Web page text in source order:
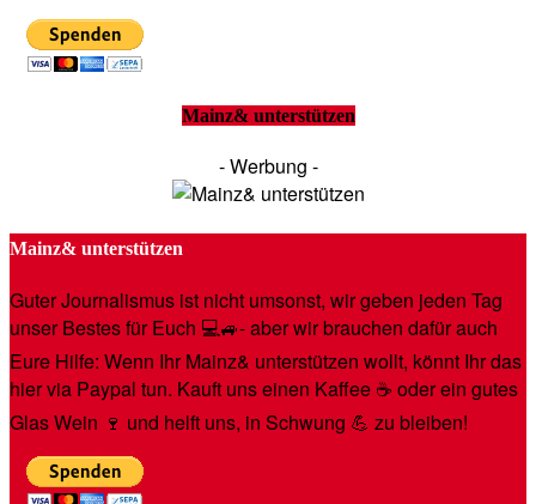
Mainz& unterstützen
- Werbung -
Mainz& unterstützen
Guter Journalismus ist nicht umsonst, wir geben jeden Tag
unser Bestes für Euch 💻🚙- aber wir brauchen dafür auch
Eure Hilfe: Wenn Ihr Mainz& unterstützen wollt, könnt Ihr das
hier via Paypal tun. Kauft uns einen Kaffee ☕️ oder ein gutes
Glas Wein 🍷 und helft uns, in Schwung 💪 zu bleiben!